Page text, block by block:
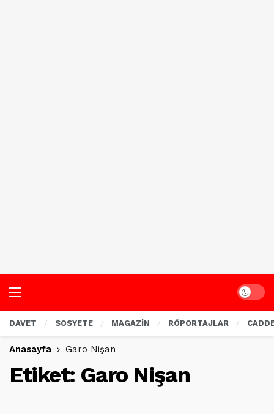
Dark
DAVET SOSYETE MAGAZİN RÖPORTAJLAR
Anasayfa Garo Nişan
Etiket: Garo Nişan